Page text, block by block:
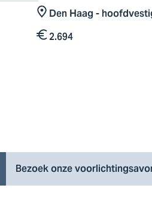
Locatie
Den Haag -
Kosten
2.694
Bezoek onze